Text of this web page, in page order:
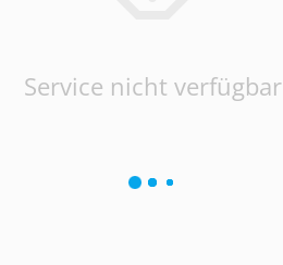
Service nicht verfügbar